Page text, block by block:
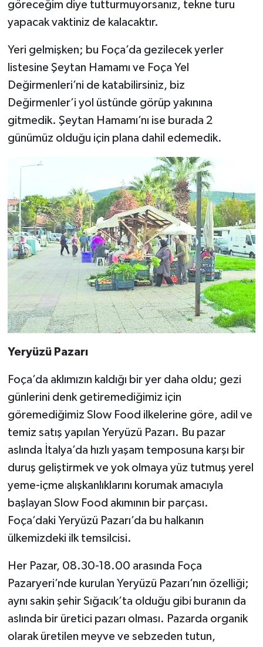
göreceğim diye tutturmuyorsanız, tekne turu
yapacak vaktiniz de kalacaktır.
Yeri gelmişken; bu Foça’da gezilecek yerler
listesine Şeytan Hamamı ve Foça Yel
Değirmenleri’ni de katabilirsiniz, biz
Değirmenler’i yol üstünde görüp yakınına
gitmedik. Şeytan Hamamı’nı ise burada 2
günümüz olduğu için plana dahil edemedik.
Yeryüzü Pazarı
Foça’da aklımızın kaldığı bir yer daha oldu; gezi
günlerini denk getiremediğimiz için
göremediğimiz Slow Food ilkelerine göre, adil ve
temiz satış yapılan Yeryüzü Pazarı. Bu pazar
aslında İtalya’da hızlı yaşam temposuna karşı bir
duruş geliştirmek ve yok olmaya yüz tutmuş yerel
yeme-içme alışkanlıklarını korumak amacıyla
başlayan Slow Food akımının bir parçası.
Foça’daki Yeryüzü Pazarı’da bu halkanın
ülkemizdeki ilk temsilcisi.
Her Pazar, 08.30-18.00 arasında Foça
Pazaryeri’nde kurulan Yeryüzü Pazarı’nın özelliği;
aynı sakin şehir Sığacık’ta olduğu gibi buranın da
aslında bir üretici pazarı olması. Pazarda organik
olarak üretilen meyve ve sebzeden tutun,